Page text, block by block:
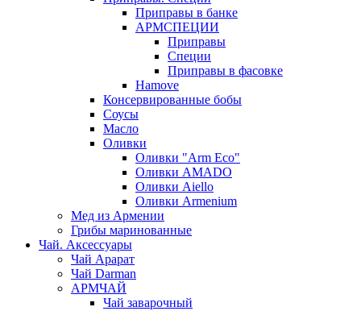
Приправы в банке
АРМСПЕЦИИ
Приправы
Специи
Приправы в фасовке
Hamove
Консервированные бобы
Соусы
Масло
Оливки
Оливки "Arm Eco"
Оливки AMADO
Оливки Aiello
Оливки Armenium
Мед из Армении
Грибы маринованные
Чай. Аксессуары
Чай Арарат
Чай Darman
АРМЧАЙ
Чай заварочный